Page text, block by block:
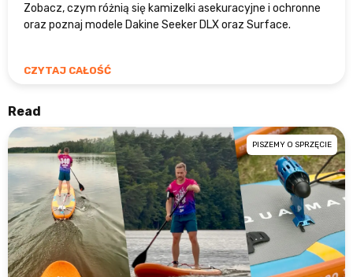
Zobacz, czym różnią się kamizelki asekuracyjne i ochronne
oraz poznaj modele Dakine Seeker DLX oraz Surface.
CZYTAJ CAŁOŚĆ
Read
PISZEMY O SPRZĘCIE